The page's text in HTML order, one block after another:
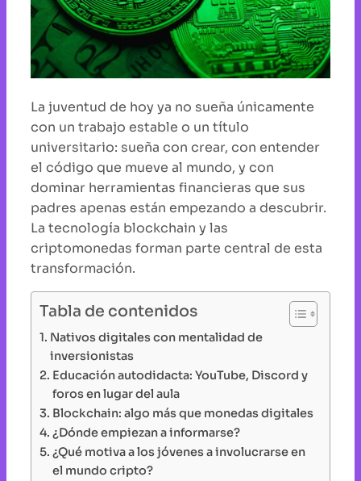
La juventud de hoy ya no sueña únicamente
con un trabajo estable o un título
universitario: sueña con crear, con entender
el código que mueve al mundo, y con
dominar herramientas financieras que sus
padres apenas están empezando a descubrir.
La tecnología blockchain y las
criptomonedas forman parte central de esta
transformación.
Tabla de contenidos
Nativos digitales con mentalidad de
inversionistas
Educación autodidacta: YouTube, Discord y
foros en lugar del aula
Blockchain: algo más que monedas digitales
¿Dónde empiezan a informarse?
¿Qué motiva a los jóvenes a involucrarse en
el mundo cripto?